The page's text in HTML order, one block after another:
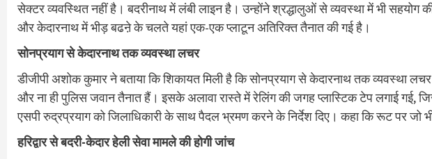
सेक्टर व्यवस्थित नहीं है। बदरीनाथ में लंबी लाइन है। उन्होंने श्रद्धालुओं से व्यवस्था में भी सहयोग
और केदारनाथ में भीड़ बढऩे के चलते यहां एक-एक प्लाटून अतिरिक्त तैनात की गई है।
सोनप्रयाग से केदारनाथ तक व्यवस्था लचर
डीजीपी अशोक कुमार ने बताया कि शिकायत मिली है कि सोनप्रयाग से केदारनाथ तक व्यवस्था
और ना ही पुलिस जवान तैनात हैं। इसके अलावा रास्ते में रेलिंग की जगह प्लास्टिक टेप लगाई गई,
एसपी रुद्रप्रयाग को जिलाधिकारी के साथ पैदल भ्रमण करने के निर्देश दिए। कहा कि रूट पर जो
हरिद्वार से बदरी-केदार हेली सेवा मामले की होगी जांच